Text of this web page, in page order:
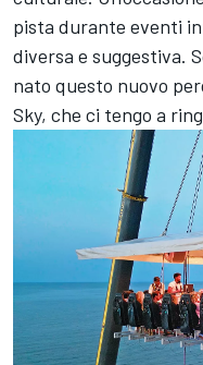
pista durante eventi
diversa e suggestiva.
nato questo nuovo
Sky, che ci tengo a